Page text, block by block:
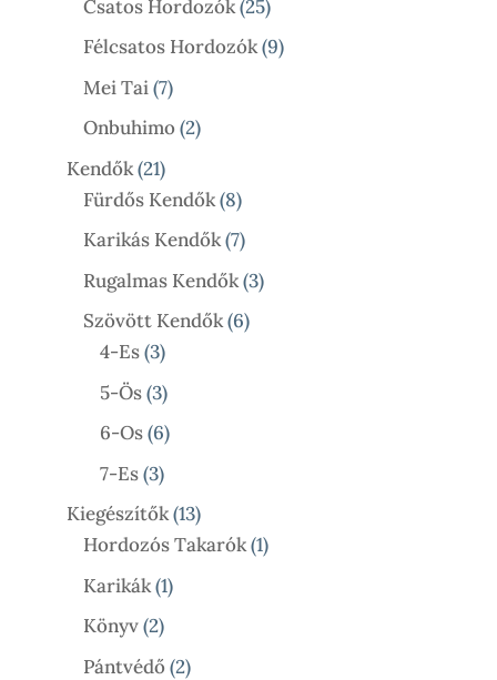
Csatos Hordozók 2525
Termék
Félcsatos Hordozók 99
Mei Tai 77
Termék
Onbuhimo 22
Kendők 2121
Termék
Fürdős Kendők 88
Termék
Karikás Kendők 77
Termék
Rugalmas Kendők 33
Szövött Kendők 66
4-Es 33
Termék
5-Ös 33
Termék
6-Os 66
7-Es 33
Termék
Kiegészítők 1313
Termék
Hordozós Takarók 11
Karikák 11
Könyv 22
Termék
Pántvédő 22